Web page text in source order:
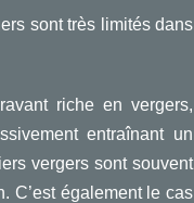
sont très limités dans
riche en vergers,
entraînant un
vergers sont souvent
C’est également le cas